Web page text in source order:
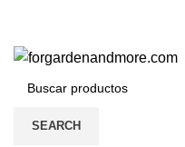
SEARCH